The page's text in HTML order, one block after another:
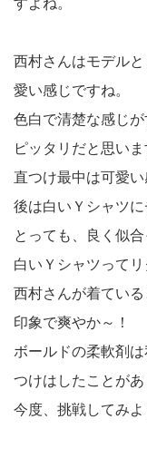
すよね。
西村さんはモデル
愛い感じですね。
色白で清楚な感じ
ピッタリだと思いま
直つけ最中は可愛
後は白いＹシャツに
とっても、良く似合
白いＹシャツって
西村さんが着てい
印象で爽やか～！
ボールドの柔軟剤
つけはしたことがあ
今度、挑戦してみよ